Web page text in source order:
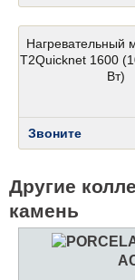
Нагревательный
T2Quicknet 1600
Вт)
Звоните
Другие
камень